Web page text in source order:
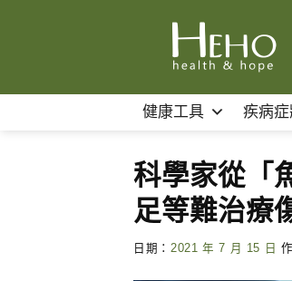
健康工具 疾病
科學家從「
足等難治療
日期： 2021 年 7 月 15 日